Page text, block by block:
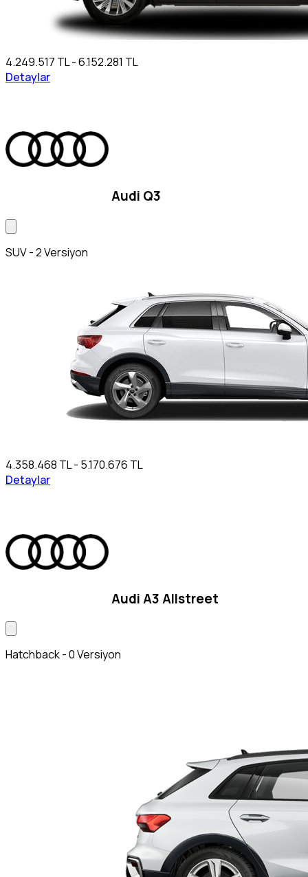
4.249.517 TL - 6.152.281 TL
Detaylar
Audi Q3
SUV - 2 Versiyon
4.358.468 TL - 5.170.676 TL
Detaylar
Audi A3 Allstreet
Hatchback - 0 Versiyon